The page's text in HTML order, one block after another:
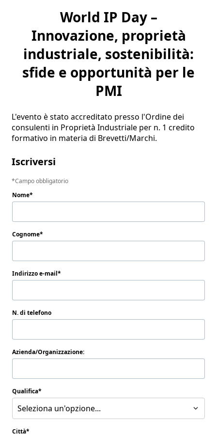
World IP Day –
Innovazione, proprietà
industriale, sostenibilità:
sfide e opportunità per le
PMI
L'evento è stato accreditato presso l'Ordine dei
consulenti in Proprietà Industriale per n. 1 credito
formativo in materia di Brevetti/Marchi.
Iscriversi
Campo obbligatorio
Nome
Cognome
Indirizzo e-mail
N. di telefono
Azienda/Organizzazione:
Qualifica
Seleziona un'opzione...
Città